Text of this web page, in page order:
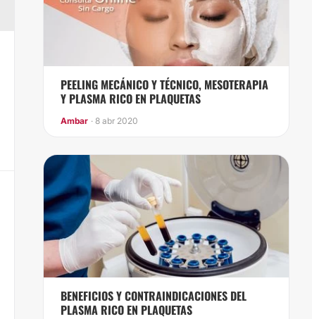
PEELING MECÁNICO Y TÉCNICO, MESOTERAPIA
Y PLASMA RICO EN PLAQUETAS
Ambar · 8 abr 2020
BENEFICIOS Y CONTRAINDICACIONES DEL
PLASMA RICO EN PLAQUETAS